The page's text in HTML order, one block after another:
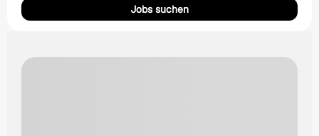
Jobs suchen